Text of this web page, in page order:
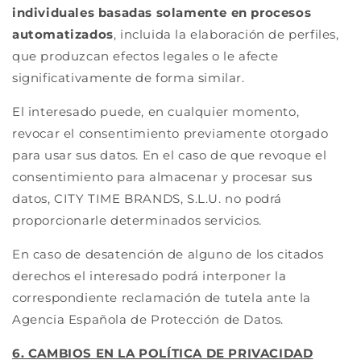
individuales basadas solamente en procesos
automatizados, incluida la elaboración de perfiles,
que produzcan efectos legales o le afecte
significativamente de forma similar.
El interesado puede, en cualquier momento,
revocar el consentimiento previamente otorgado
para usar sus datos. En el caso de que revoque el
consentimiento para almacenar y procesar sus
datos, CITY TIME BRANDS, S.L.U. no podrá
proporcionarle determinados servicios.
En caso de desatención de alguno de los citados
derechos el interesado podrá interponer la
correspondiente reclamación de tutela ante la
Agencia Española de Protección de Datos.
6. CAMBIOS EN LA POLÍTICA DE PRIVACIDAD